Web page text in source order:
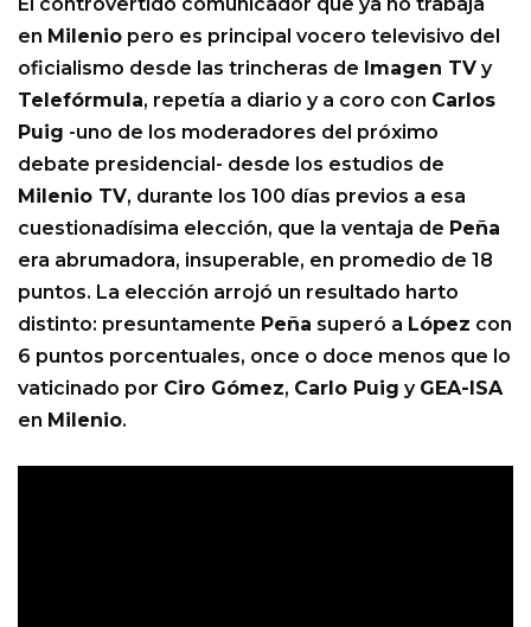
en Milenio pero es principal vocero televisivo del
oficialismo desde las trincheras de Imagen TV y
Telefórmula, repetía a diario y a coro con Carlos
Puig -uno de los moderadores del próximo
debate presidencial- desde los estudios de
Milenio TV, durante los 100 días previos a esa
cuestionadísima elección, que la ventaja de Peña
era abrumadora, insuperable, en promedio de 18
puntos. La elección arrojó un resultado harto
distinto: presuntamente Peña superó a López con
6 puntos porcentuales, once o doce menos que lo
vaticinado por Ciro Gómez, Carlo Puig y GEA-ISA
en Milenio.